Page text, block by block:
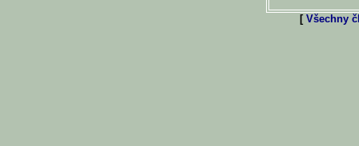
[ Všechny